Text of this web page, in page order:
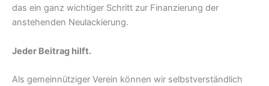
das ein ganz wichtiger Schritt zur Finanzierung der
anstehenden Neulackierung.
Jeder Beitrag hilft.
Als gemeinnütziger Verein können wir selbstverständlich